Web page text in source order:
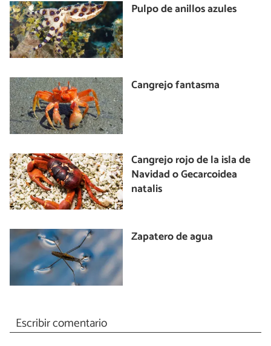
Pulpo de anillos azules
Cangrejo fantasma
Cangrejo rojo de la isla de
Navidad o Gecarcoidea
natalis
Zapatero de agua
Escribir comentario